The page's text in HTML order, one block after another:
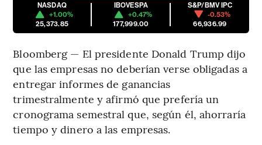
NASDAQ
+1.00%
25,373.85
IBOVESPA
+0.47%
177,999.00
S&P/BMV IPC
-0.53%
66,936.99
Bloomberg — El presidente Donald Trump dijo
que las empresas no deberían verse obligadas a
entregar informes de ganancias
trimestralmente y afirmó que prefería un
cronograma semestral que, según él, ahorraría
tiempo y dinero a las empresas.